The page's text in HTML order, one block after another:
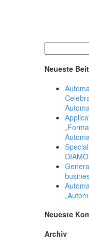
Neueste
Neueste
Archiv